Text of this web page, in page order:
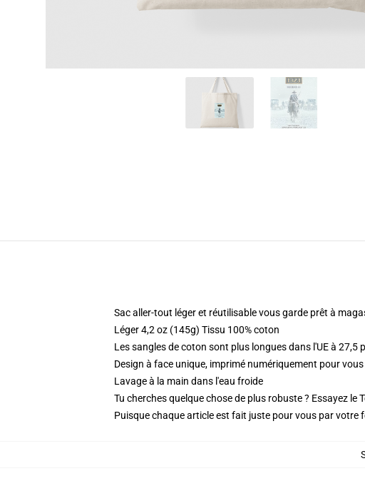
Sac aller-tout léger et réutilisable vous garde prêt à
Léger 4,2 oz (145g) Tissu 100% coton
Les sangles de coton sont plus longues dans l'UE à 27,5
Design à face unique, imprimé numériquement pour
Lavage à la main dans l'eau froide
Tu cherches quelque chose de plus robuste ? Essayez le
Puisque chaque article est fait juste pour vous par votre